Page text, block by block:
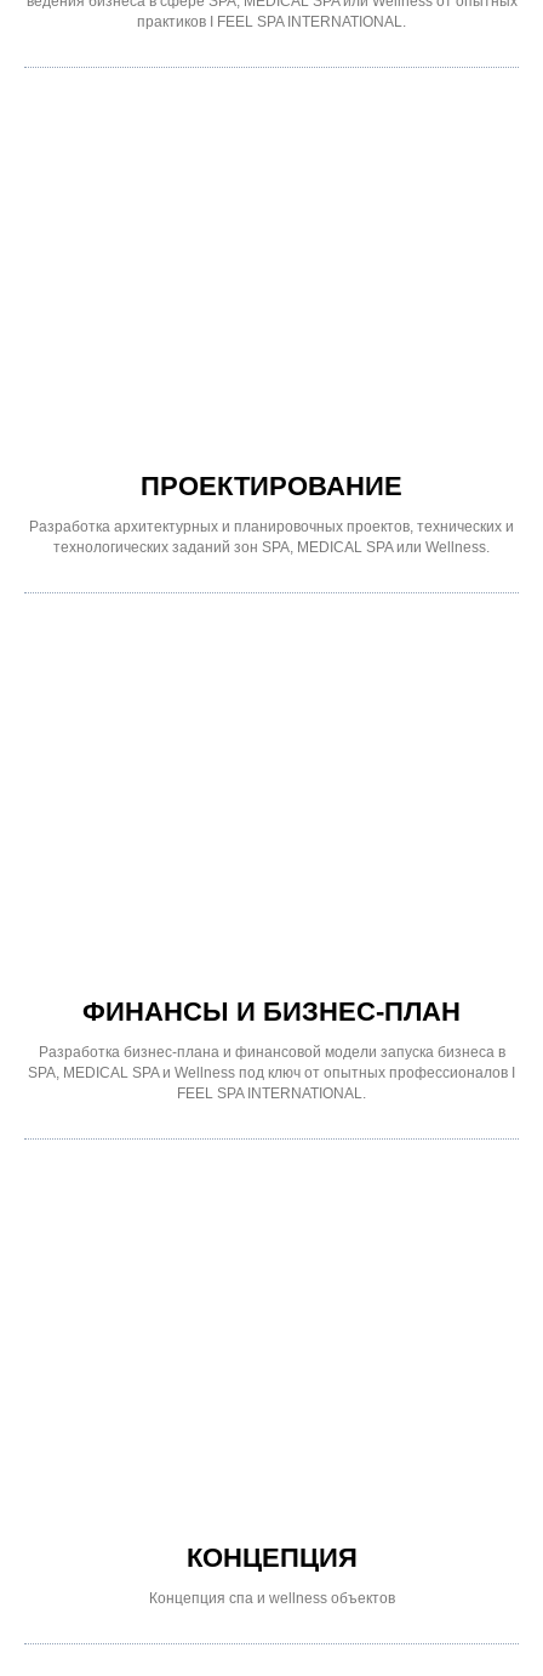
практиков I FEEL SPA INTERNATIONAL.
ПРОЕКТИРОВАНИЕ
Разработка архитектурных и планировочных проектов, технических и
технологических заданий зон SPA, MEDICAL SPA или Wellness.
ФИНАНСЫ И БИЗНЕС-ПЛАН
Разработка бизнес-плана и финансовой модели запуска бизнеса в
SPA, MEDICAL SPA и Wellness под ключ от опытных профессионалов I
FEEL SPA INTERNATIONAL.
КОНЦЕПЦИЯ
Концепция спа и wellness объектов